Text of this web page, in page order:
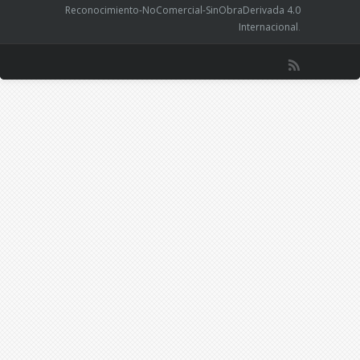
Reconocimiento-NoComercial-SinObraDerivada 4.0
Internacional